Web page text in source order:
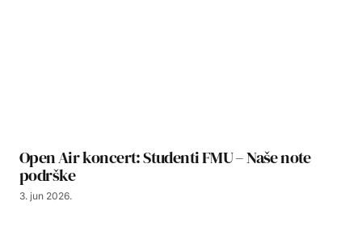
Open Air koncert: Studenti FMU – Naše note
podrške
3. jun 2026.